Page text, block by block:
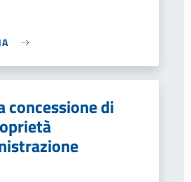
concessione di